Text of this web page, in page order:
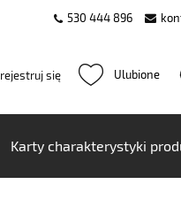
530 444 896
się
Karty charakterystyki